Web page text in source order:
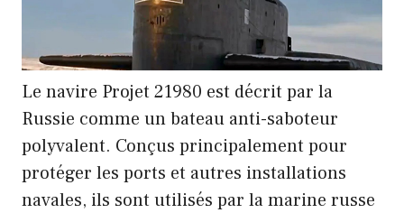
Le navire Projet 21980 est décrit par la
Russie comme un bateau anti-saboteur
polyvalent. Conçus principalement pour
protéger les ports et autres installations
navales, ils sont utilisés par la marine russe